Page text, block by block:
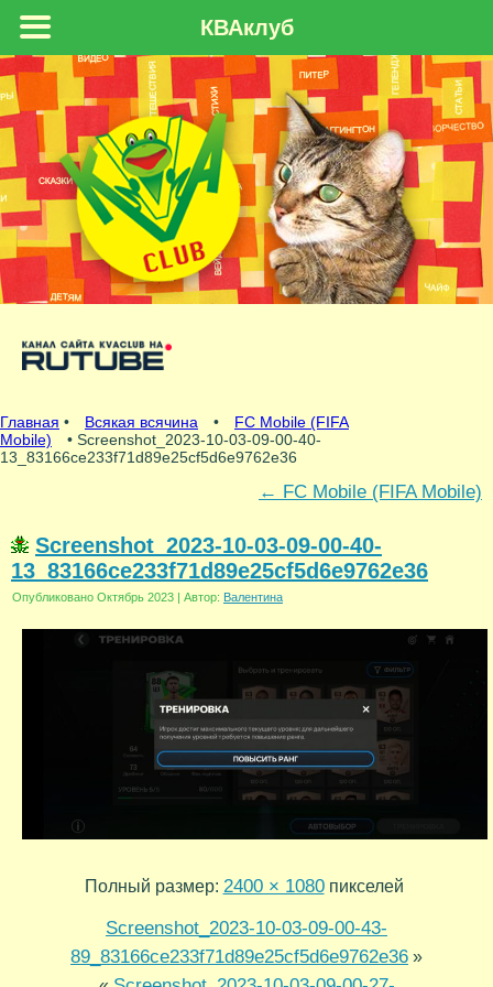
Главная • Всякая всячина •
FC Mobile (FIFA
Mobile)
• Screenshot_2023-10-03-09-00-40-
13_83166ce233f71d89e25cf5d6e9762e36
← FC Mobile (FIFA Mobile)
Screenshot_2023-10-03-09-00-40-
13_83166ce233f71d89e25cf5d6e9762e36
Опубликовано Октябрь 2023 | Автор: Валентина
Полный размер: 2400 × 1080пикселей
Screenshot_2023-10-03-09-00-43-
89_83166ce233f71d89e25cf5d6e9762e36 »
КВАклуб